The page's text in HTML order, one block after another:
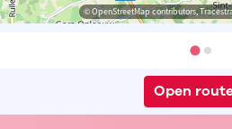
© OpenStreetMap contributors,
Open